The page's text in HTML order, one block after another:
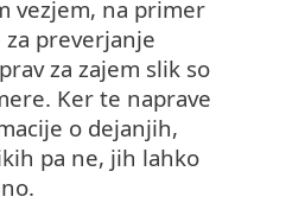
vezjem, na primer
preverjanje
za zajem slik so
Ker te naprave
o dejanjih,
pa ne, jih lahko